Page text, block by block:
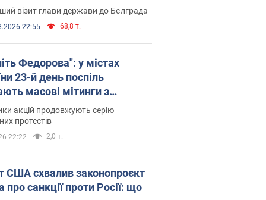
візит глави держави до Бєлграда
22:55 68,8 т.
Федорова": у містах
23-й день поспіль
масові мітинги з
Фото і відео
акцій продовжують серію
протестів
22:22 2,0 т.
США схвалив законопроєкт
про санкції проти Росії: що